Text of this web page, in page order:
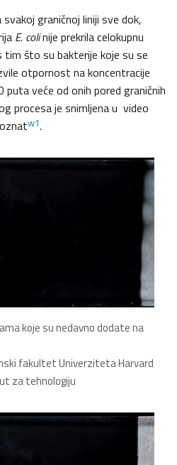
graničnoj liniji sve dok,
E. colinije prekrila celokupnu
tim što su bakterije koje su se
otpornost na koncentracije
veće od onih pored graničnih
procesa je snimljena u video
w1.
koje su nedavnododate na
fakultet Univerziteta Harvard
za tehnologiju